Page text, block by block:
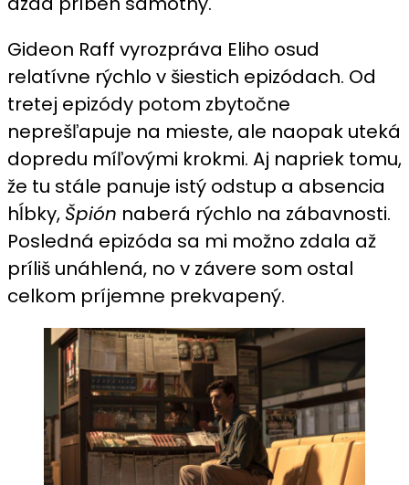
Gideon Raff vyrozpráva Eliho osud
relatívne rýchlo v šiestich epizódach. Od
tretej epizódy potom zbytočne
neprešľapuje na mieste, ale naopak uteká
dopredu míľovými krokmi. Aj napriek tomu,
že tu stále panuje istý odstup a absencia
hĺbky, Špión naberá rýchlo na zábavnosti.
Posledná epizóda sa mi možno zdala až
príliš unáhlená, no v závere som ostal
celkom príjemne prekvapený.